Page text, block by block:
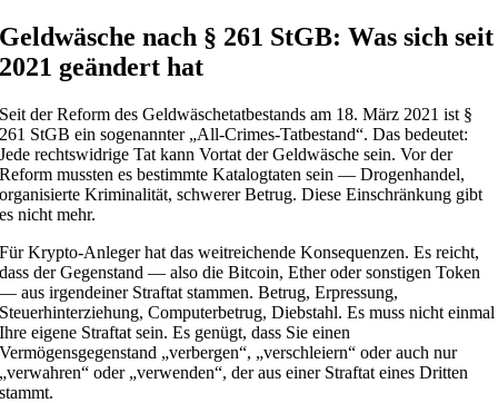
Geldwäsche nach § 261 StGB: Was sich seit
2021 geändert hat
Seit der Reform des Geldwäschetatbestands am 18. März 2021 ist §
261 StGB ein sogenannter „All-Crimes-Tatbestand“. Das bedeutet:
Jede rechtswidrige Tat kann Vortat der Geldwäsche sein. Vor der
Reform mussten es bestimmte Katalogtaten sein — Drogenhandel,
organisierte Kriminalität, schwerer Betrug. Diese Einschränkung gibt
es nicht mehr.
Für Krypto-Anleger hat das weitreichende Konsequenzen. Es reicht,
dass der Gegenstand — also die Bitcoin, Ether oder sonstigen Token
— aus irgendeiner Straftat stammen. Betrug, Erpressung,
Steuerhinterziehung, Computerbetrug, Diebstahl. Es muss nicht einmal
Ihre eigene Straftat sein. Es genügt, dass Sie einen
Vermögensgegenstand „verbergen“, „verschleiern“ oder auch nur
„verwahren“ oder „verwenden“, der aus einer Straftat eines Dritten
stammt.